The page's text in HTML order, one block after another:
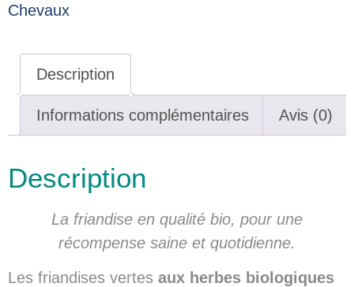
Chevaux
Description
Informations complémentaires Avis (0)
Description
La friandise en qualité bio, pour une
récompense saine et quotidienne.
Les friandises vertes aux herbes biologiques